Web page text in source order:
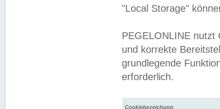
"Local Storage"
PEGELONLINE nutzt
und korrekte
grundlegende
erforderlich.
Cookiebezeichung